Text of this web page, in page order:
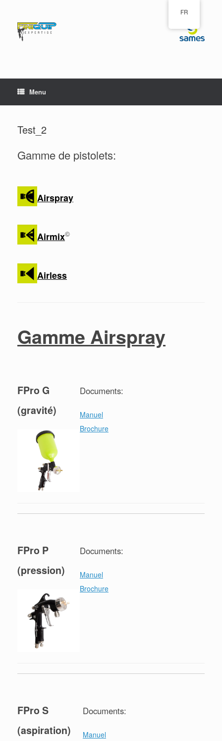
content
Menu
Test_2
Gamme de pistolets:
Airspray
Airmix©
Airless
Gamme Airspray
FPro G
(gravité)
Documents:
Manuel
Brochure
FPro P
(pression)
Documents:
Manuel
Brochure
FPro S
(aspiration)
Documents:
Manuel
FR